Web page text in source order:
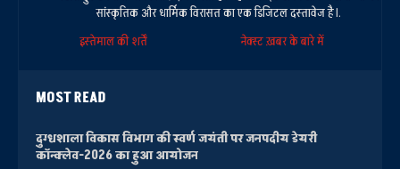
सांस्कृतिक और धार्मिक विरासत का एक डिजिटल दस्तावेज है।.
इस्तेमाल की शर्तें
नेक्स्ट ख़बर के बारे में
MOST READ
दुग्धशाला विकास विभाग की स्वर्ण जयंती पर जनपदीय डेयरी
कॉन्क्लेव-2026 का हुआ आयोजन